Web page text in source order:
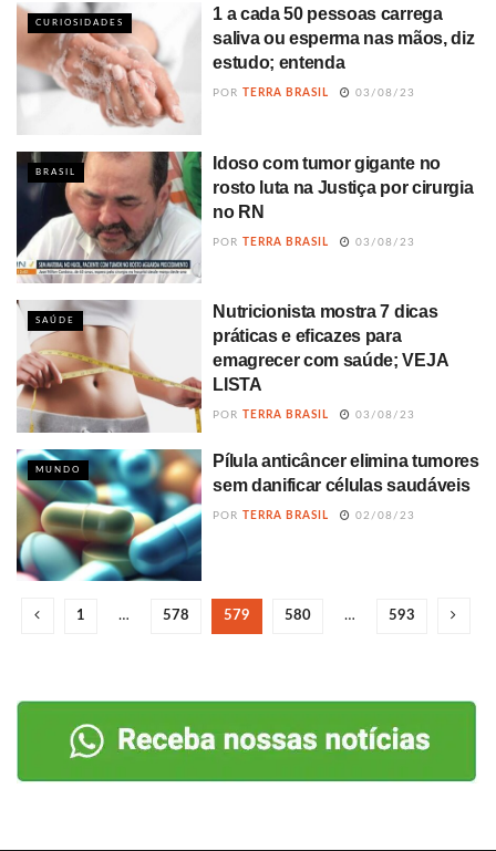
CURIOSIDADES
1 a cada 50 pessoas carrega
saliva ou esperma nas mãos, diz
estudo; entenda
POR TERRA BRASIL 03/08/23
BRASIL
Idoso com tumor gigante no
rosto luta na Justiça por cirurgia
no RN
POR TERRA BRASIL 03/08/23
SAÚDE
Nutricionista mostra 7 dicas
práticas e eficazes para
emagrecer com saúde; VEJA
LISTA
POR TERRA BRASIL 03/08/23
MUNDO
Pílula anticâncer elimina tumores
sem danificar células saudáveis
POR TERRA BRASIL 02/08/23
1 … 578 579 580 … 593